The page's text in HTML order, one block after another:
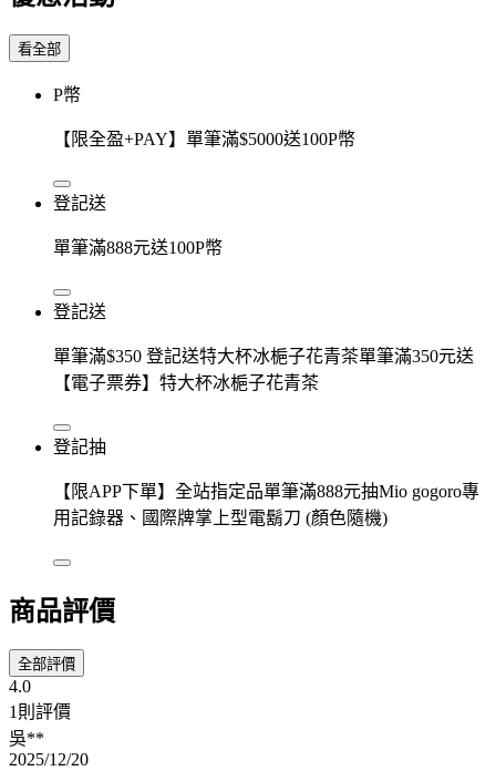
看全部
P幣
【限全盈+PAY】單筆滿$5000送100P幣
登記送
單筆滿888元送100P幣
登記送
單筆滿$350 登記送特大杯冰梔子花青茶單筆滿350元送
【電子票券】特大杯冰梔子花青茶
登記抽
【限APP下單】全站指定品單筆滿888元抽Mio gogoro專
用記錄器、國際牌掌上型電鬍刀 (顏色隨機)
商品評價
全部評價
4.0
1則評價
吳**
2025/12/20